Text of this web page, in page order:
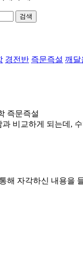
검색
경전반 즉문즉설 깨달
즉문즉설
비교하게 되는데,
해 자각하신 내용을